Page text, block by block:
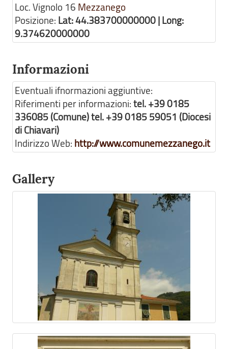
Loc. Vignolo 16 Mezzanego
Posizione: Lat: 44.383700000000 | Long:
9.374620000000
Informazioni
Eventuali ifnormazioni aggiuntive:
Riferimenti per informazioni:tel. +39 0185
336085 (Comune) tel. +39 0185 59051 (Diocesi
di Chiavari)
Indirizzo Web: http://www.comunemezzanego.it
Gallery